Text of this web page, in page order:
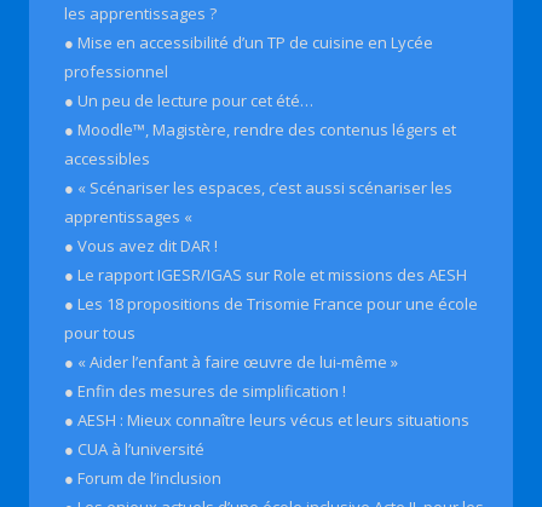
les apprentissages ?
● Mise en accessibilité d’un TP de cuisine en Lycée
professionnel
● Un peu de lecture pour cet été…
● Moodle™, Magistère, rendre des contenus légers et
accessibles
● « Scénariser les espaces, c’est aussi scénariser les
apprentissages «
● Vous avez dit DAR !
● Le rapport IGESR/IGAS sur Role et missions des AESH
● Les 18 propositions de Trisomie France pour une école
pour tous
● « Aider l’enfant à faire œuvre de lui-même »
● Enfin des mesures de simplification !
● AESH : Mieux connaître leurs vécus et leurs situations
● CUA à l’université
● Forum de l’inclusion